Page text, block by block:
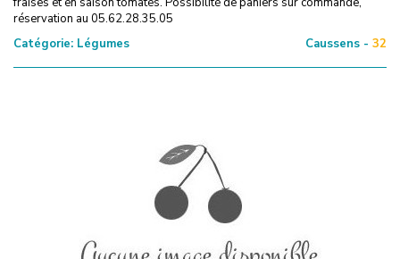
réservation au 05.62.28.35.05
Catégorie: Légumes Caussens - 32